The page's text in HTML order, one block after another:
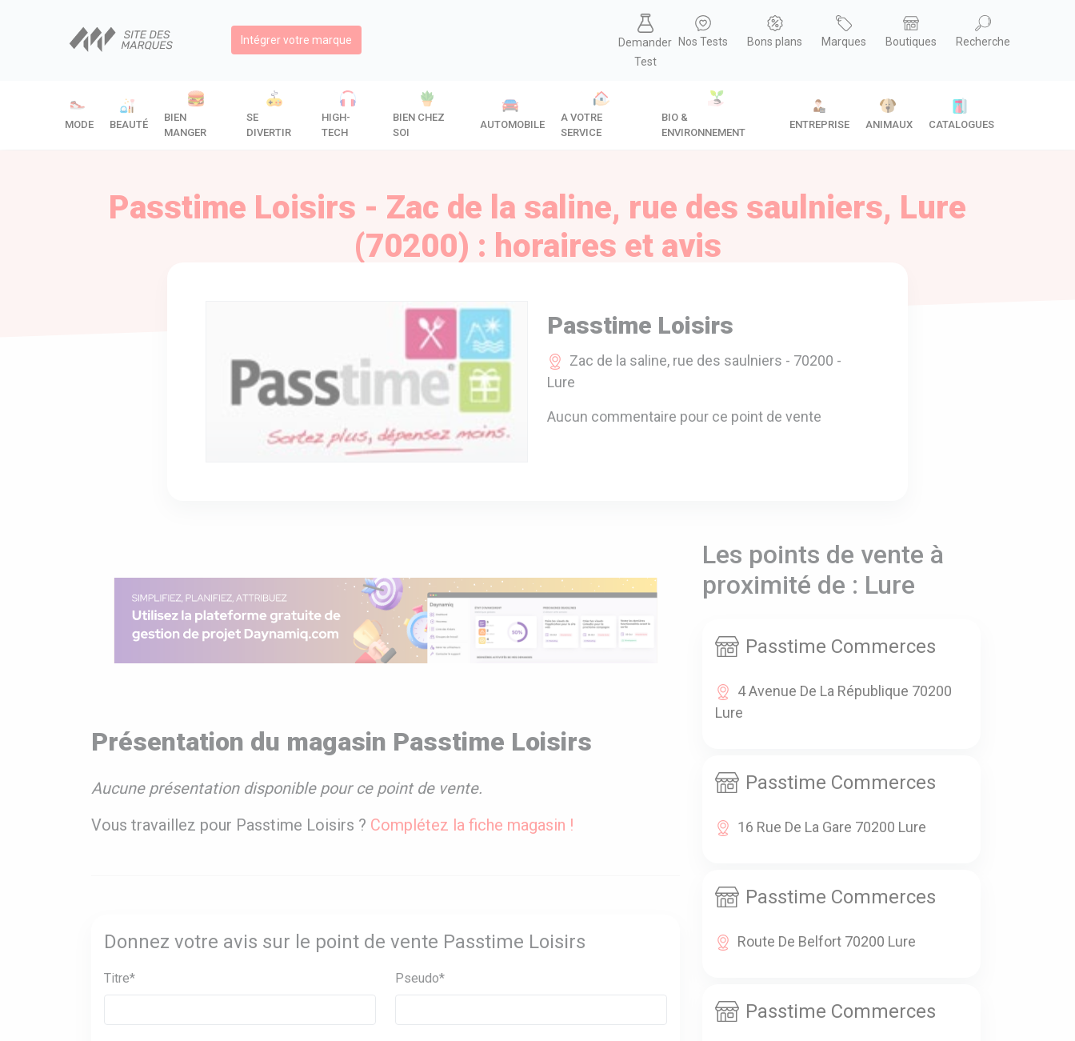
Intégrer votre marque
Demander
Test
Nos Tests Bons plans Marques Boutiques Recherche
MODE BEAUTÉ
BIEN
MANGER
SE
DIVERTIR
HIGH-
TECH
BIEN CHEZ
SOI
AUTOMOBILE
A VOTRE
SERVICE
BIO &
ENVIRONNEMENT
ENTREPRISE ANIMAUX CATALOGUES
Passtime Loisirs - Zac de la saline, rue des saulniers, Lure
(70200) : horaires et avis
Passtime Loisirs
Zac de la saline, rue des saulniers - 70200 -
Lure
Aucun commentaire pour ce point de vente
Présentation du magasin Passtime Loisirs
Aucune présentation disponible pour ce point de vente.
Vous travaillez pour Passtime Loisirs ? Complétez la fiche magasin !
Donnez votre avis sur le point de vente Passtime Loisirs
Titre* Pseudo*
Les points de vente à
proximité de : Lure
Passtime Commerces
4 Avenue De La République 70200
Lure
Passtime Commerces
16 Rue De La Gare 70200 Lure
Passtime Commerces
Route De Belfort 70200 Lure
Passtime Commerces